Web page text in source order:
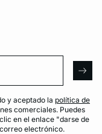
y aceptado la política de
comerciales. Puedes
en el enlace "darse de
electrónico.